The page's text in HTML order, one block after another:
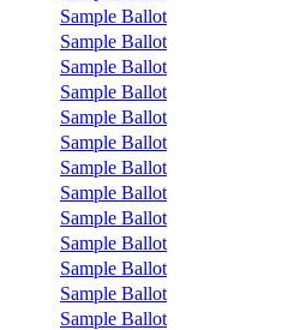
Sample Ballot
Sample Ballot
Sample Ballot
Sample Ballot
Sample Ballot
Sample Ballot
Sample Ballot
Sample Ballot
Sample Ballot
Sample Ballot
Sample Ballot
Sample Ballot
Sample Ballot